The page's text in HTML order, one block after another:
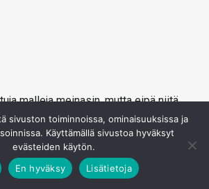
malleja meinasin, mutta eipä niitä
hintaluokkaan kaikkia
spekulointina tuon toteuttaminen
sisältöä.
sivuston toiminnoissa, ominaisuuksissa ja
Käyttämällä sivustoa hyväksyt
evästeiden käytön.
En hyväksy Lisätietoja